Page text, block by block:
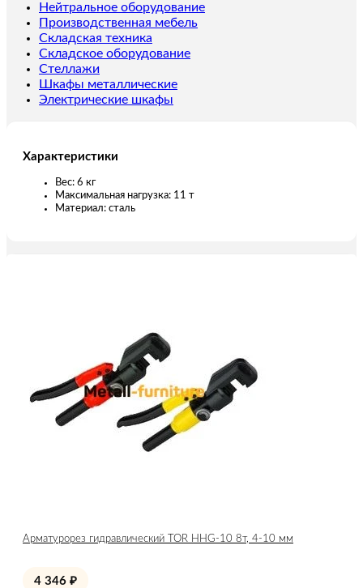
Нейтральное оборудование
Производственная мебель
Складская техника
Складское оборудование
Стеллажи
Шкафы металлические
Электрические шкафы
Характеристики
Вес: 6 кг
Максимальная нагрузка: 11 т
Материал: сталь
Арматурорез гидравлический TOR HHG-10 8т, 4-10 мм
4 346 ₽